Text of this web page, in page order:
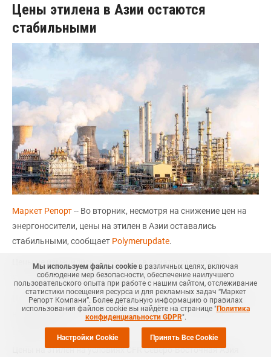
Цены этилена в Азии остаются
стабильными
Маркет Репорт-- Во вторник, несмотря на снижение цен на
энергоносители, цены на этилен в Азии оставались
стабильными, сообщает Polymerupdate.
Цены не изменились, поскольку в азиатском регионе
наблюдалось замедление закупок.
Цены на этилен на условиях CFR Юго-Восточная Азия были
на уровне USD720-730 за тонну, оставаясь на уровне
понедельника.
Цены на этилен на условиях CFR Северо-Восточная Азия
Мы используем файлы cookieв различных целях, включая
соблюдение мер безопасности, обеспечение наилучшего
пользовательского опыта при работе с нашим сайтом, отслеживание
статистики посещения ресурса и для рекламных задач “Маркет
Репорт Компани”. Более детальную информацию о правилах
использования файлов cookie вы найдёте на странице "Политика
конфиденциальности GDPR".
Настройки Cookie Принять Все Cookie